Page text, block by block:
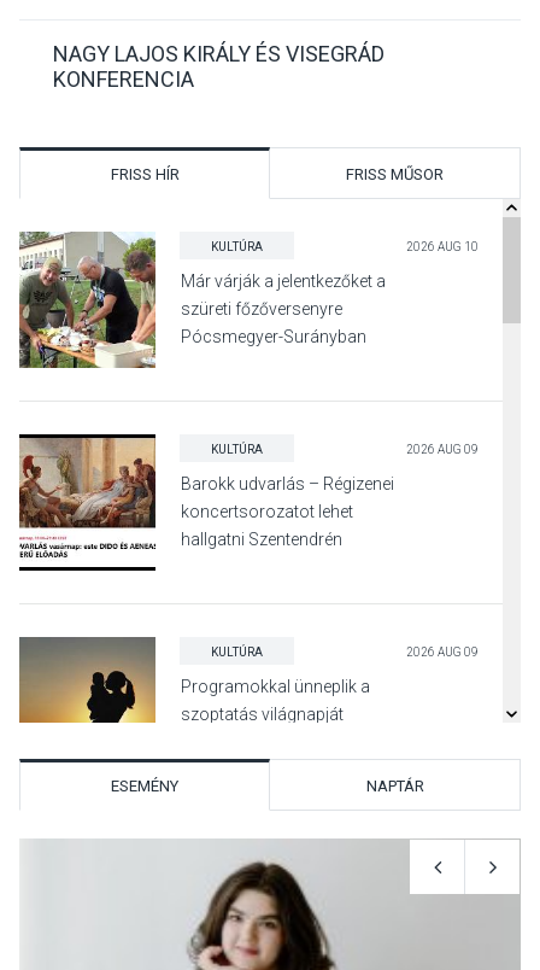
NAGY LAJOS KIRÁLY ÉS VISEGRÁD
KONFERENCIA
FRISS HÍR FRISS MŰSOR
KULTÚRA 2026 AUG 10
Már várják a jelentkezőket a
szüreti főzőversenyre
Pócsmegyer-Surányban
KULTÚRA 2026 AUG 09
Barokk udvarlás – Régizenei
koncertsorozatot lehet
hallgatni Szentendrén
KULTÚRA 2026 AUG 09
Programokkal ünneplik a
szoptatás világnapját
Hamarosan lehet
regisztrálni az Iskolában az
erdő programra
ESEMÉNY NAPTÁR